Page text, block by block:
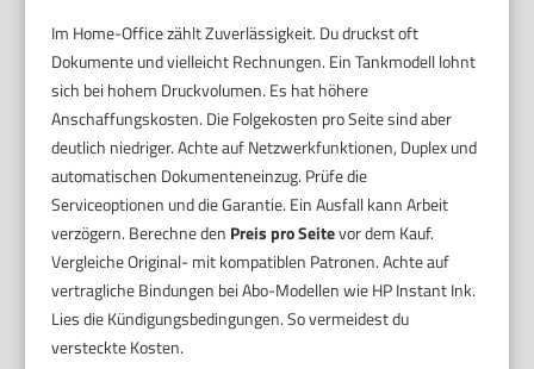
Im Home-Office zählt Zuverlässigkeit. Du druckst oft
Dokumente und vielleicht Rechnungen. Ein Tankmodell lohnt
sich bei hohem Druckvolumen. Es hat höhere
Anschaffungskosten. Die Folgekosten pro Seite sind aber
deutlich niedriger. Achte auf Netzwerkfunktionen, Duplex und
automatischen Dokumenteneinzug. Prüfe die
Serviceoptionen und die Garantie. Ein Ausfall kann Arbeit
verzögern. Berechne den Preis pro Seitevor dem Kauf.
Vergleiche Original- mit kompatiblen Patronen. Achte auf
vertragliche Bindungen bei Abo-Modellen wie HP Instant Ink.
Lies die Kündigungsbedingungen. So vermeidest du
versteckte Kosten.